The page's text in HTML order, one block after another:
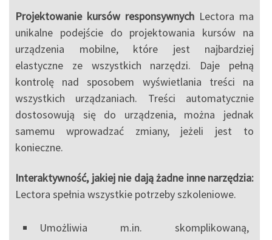
Projektowanie kursów responsywnych Lectora ma
unikalne podejście do projektowania kursów na
urządzenia mobilne, które jest najbardziej
elastyczne ze wszystkich narzędzi. Daje pełną
kontrolę nad sposobem wyświetlania treści na
wszystkich urządzaniach. Treści automatycznie
dostosowują się do urządzenia, można jednak
samemu wprowadzać zmiany, jeżeli jest to
konieczne.
Interaktywność, jakiej nie dają żadne inne narzędzia:
Lectora spełnia wszystkie potrzeby szkoleniowe.
Umożliwia m.in. skomplikowaną,